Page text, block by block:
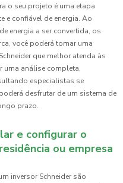
o seu projeto é uma etapa
e confiável de energia. Ao
energia a ser convertida, os
você poderá tomar uma
que melhor atenda às
uma análise completa,
especialistas se
desfrutar de um sistema de
prazo.
e configurar o
ou empresa
inversor Schneider são